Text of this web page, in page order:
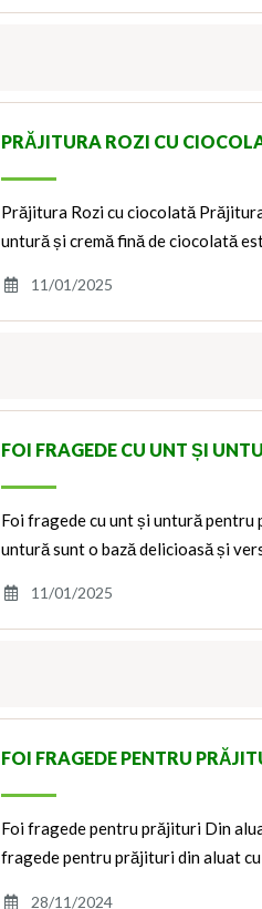
PRĂJITURA ROZI CU
Prăjitura Rozi cu ciocolată
untură și cremă fină de ciocolată
11/01/2025
FOI FRAGEDE CU UNT ȘI
Foi fragede cu unt și untură
untură sunt o bază delicioasă și
11/01/2025
FOI FRAGEDE PENTRU
Foi fragede pentru prăjituri Din
fragede pentru prăjituri din aluat
28/11/2024